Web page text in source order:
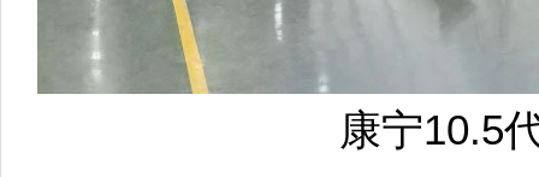
康宁10.5